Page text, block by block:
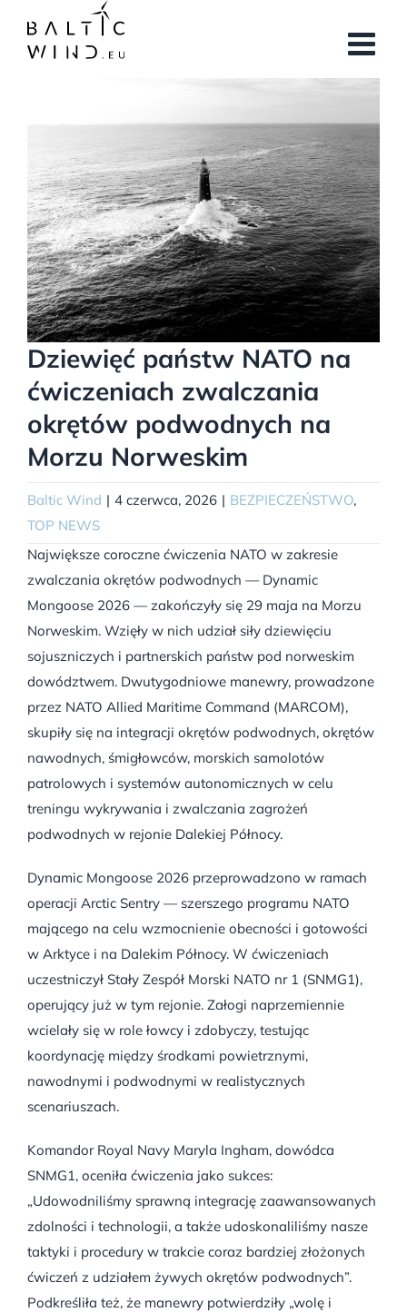
zawartości
Dziewięć państw NATO na
ćwiczeniach zwalczania
okrętów podwodnych na
Morzu Norweskim
Baltic Wind | 4 czerwca, 2026 | BEZPIECZEŃSTWO,
TOP NEWS
Największe coroczne ćwiczenia NATO w zakresie
zwalczania okrętów podwodnych — Dynamic
Mongoose 2026 — zakończyły się 29 maja na Morzu
Norweskim. Wzięły w nich udział siły dziewięciu
sojuszniczych i partnerskich państw pod norweskim
dowództwem. Dwutygodniowe manewry, prowadzone
przez NATO Allied Maritime Command (MARCOM),
skupiły się na integracji okrętów podwodnych, okrętów
nawodnych, śmigłowców, morskich samolotów
patrolowych i systemów autonomicznych w celu
treningu wykrywania i zwalczania zagrożeń
podwodnych w rejonie Dalekiej Północy.
Dynamic Mongoose 2026 przeprowadzono w ramach
operacji Arctic Sentry — szerszego programu NATO
mającego na celu wzmocnienie obecności i gotowości
w Arktyce i na Dalekim Północy. W ćwiczeniach
uczestniczył Stały Zespół Morski NATO nr 1 (SNMG1),
operujący już w tym rejonie. Załogi naprzemiennie
wcielały się w role łowcy i zdobyczy, testując
koordynację między środkami powietrznymi,
nawodnymi i podwodnymi w realistycznych
scenariuszach.
Komandor Royal Navy Maryla Ingham, dowódca
SNMG1, oceniła ćwiczenia jako sukces:
„Udowodniliśmy sprawną integrację zaawansowanych
zdolności i technologii, a także udoskonaliliśmy nasze
taktyki i procedury w trakcie coraz bardziej złożonych
ćwiczeń z udziałem żywych okrętów podwodnych”.
Podkreśliła też, że manewry potwierdziły „wolę i